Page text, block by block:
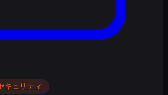
キュリティ